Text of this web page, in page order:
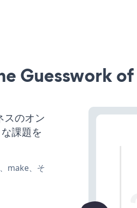
Guesswork
のオン
課題を
make、そ